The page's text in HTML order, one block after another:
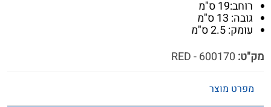
רוחב:19 ס"מ
גובה: 13 ס"מ
עומק: 2.5 ס"מ
מק"ט:
מפרט מוצר